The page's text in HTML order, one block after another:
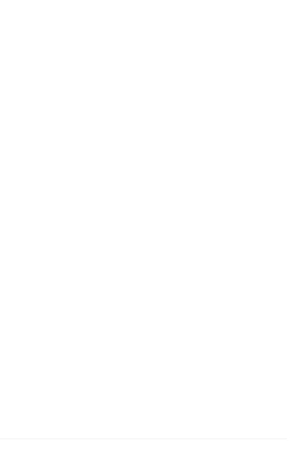
사항을 4가지 쓰시오 상세 페이지